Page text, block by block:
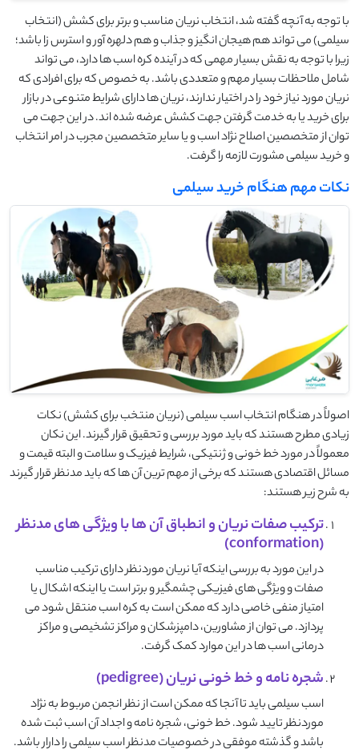
با توجه به آنچه گفته شد، انتخاب نریان مناسب و برتر برای کشش (انتخاب
سیلمی) می تواند هم هیجان انگیز و جذاب و هم دلهره آور و استرس زا باشد؛
زیرا با توجه به نقش بسیار مهمی که در آینده کره اسب ها دارد، می تواند
شامل ملاحظات بسیار مهم و متعددی باشد. به خصوص که برای افرادی که
نریان مورد نیاز خود را در اختیار ندارند، نریان ها دارای شرایط متنوعی در بازار
برای خرید یا به خدمت گرفتن جهت کشش عرضه شده اند. در این جهت می
توان از متخصصین اصلاح نژاد اسب و یا سایر متخصصین مجرب در امر انتخاب
و خرید سیلمی مشورت لازمه را گرفت.
نکات مهم هنگام خرید سیلمی
اصولاً در هنگام انتخاب اسب سیلمی (نریان منتخب برای کشش) نکات
زیادی مطرح هستند که باید مورد بررسی و تحقیق قرار گیرند. این نکان
معمولاً در مورد خط خونی و ژنتیکی، شرایط فیزیک و سلامت و البته قیمت و
مسائل اقتصادی هستند که برخی از مهم ترین آن ها که باید مدنظر قرار گیرند
به شرح زیر هستند:
ترکیب صفات نریان و انطباق آن ها با ویژگی های مدنظر
(conformation)
در این مورد به بررسی اینکه آیا نریان موردنظر دارای ترکیب مناسب
صفات و ویژگی های فیزیکی چشمگیر و برتر است یا اینکه اشکال یا
امتیاز منفی خاصی دارد که ممکن است به کره اسب منتقل شود می
پردازد. می توان از مشاورین، دامپزشکان و مراکز تشخیصی و مراکز
درمانی اسب ها در این موارد کمک گرفت.
شجره نامه و خط خونی نریان (pedigree)
اسب سیلمی باید تا آنجا که ممکن است از نظر انجمن مربوط به نژاد
موردنظر تایید شود. خط خونی، شجره نامه و اجداد آن اسب ثبت شده
باشد و گذشته موفقی در خصوصیات مدنظر اسب سیلمی را دارار باشد.